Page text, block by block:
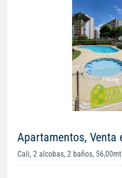
Apartamentos, Venta
Cali, 2 alcobas, 2 baños,